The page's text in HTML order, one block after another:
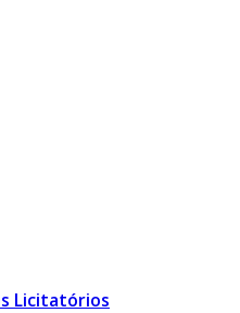
Licitatórios